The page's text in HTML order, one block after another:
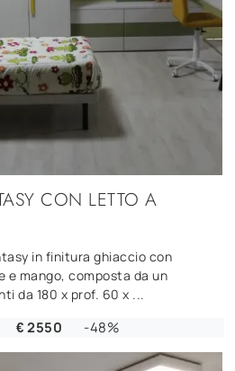
CON LETTO A
in finitura ghiaccio con
mango, composta da un
da 180 x prof. 60 x ...
€ 2550 -48%